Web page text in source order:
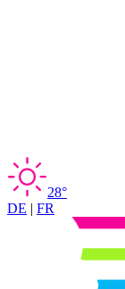
28°
DE | FR